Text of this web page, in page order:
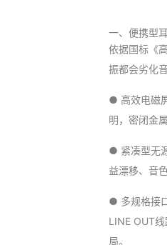
一、便携型
依据国标《
振都会劣化
● 高效电磁
明，密闭金
● 紧凑型无
益漂移、音
● 多规格接
LINE OUT
局。